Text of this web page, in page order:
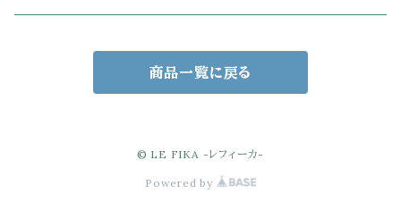
幅101～120cmデスク
幅121～160cmデスク
その他のキッズ家具
サンシェード・日よけ
商品一覧に戻る
© LE FIKA -レフィーカ-
Powered by